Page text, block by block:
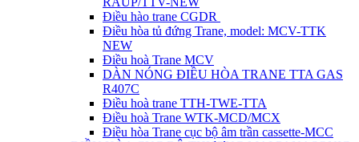
Điều hào trane CGDR
Điều hòa tủ đứng Trane, model: MCV-TTK
NEW
Điều hoà Trane MCV
DÀN NÓNG ĐIỀU HÒA TRANE TTA GAS
R407C
Điều hoà trane TTH-TWE-TTA
Điều hoà Trane WTK-MCD/MCX
Điều hòa Trane cục bộ âm trần cassette-MCC